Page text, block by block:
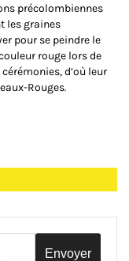
précolombiennes
les graines
pour se peindre le
rouge lors de
d’où leur
Rouges.
Envoyer